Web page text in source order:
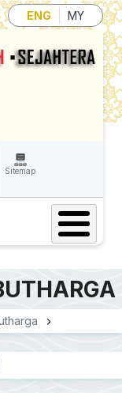
content
ENG MY
Sitemap